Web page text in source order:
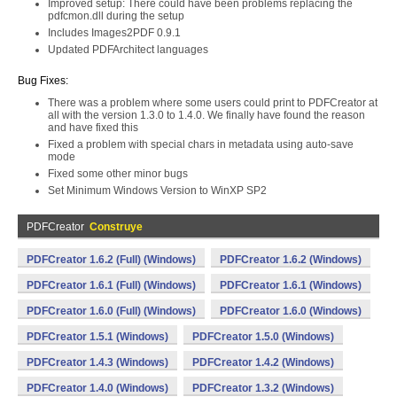
Improved setup: There could have been problems replacing the
pdfcmon.dll during the setup
Includes Images2PDF 0.9.1
Updated PDFArchitect languages
Bug Fixes:
There was a problem where some users could print to PDFCreator at
all with the version 1.3.0 to 1.4.0. We finally have found the reason
and have fixed this
Fixed a problem with special chars in metadata using auto-save
mode
Fixed some other minor bugs
Set Minimum Windows Version to WinXP SP2
PDFCreator Construye
PDFCreator 1.6.2 (Full) (Windows) PDFCreator 1.6.2 (Windows)
PDFCreator 1.6.1 (Full) (Windows) PDFCreator 1.6.1 (Windows)
PDFCreator 1.6.0 (Full) (Windows) PDFCreator 1.6.0 (Windows)
PDFCreator 1.5.1 (Windows) PDFCreator 1.5.0 (Windows)
PDFCreator 1.4.3 (Windows) PDFCreator 1.4.2 (Windows)
PDFCreator 1.4.0 (Windows) PDFCreator 1.3.2 (Windows)